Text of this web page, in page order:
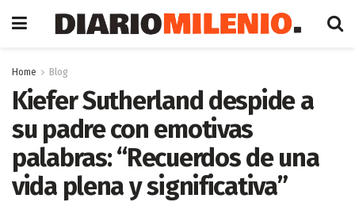
Home Blog
Kiefer Sutherland despide a
su padre con emotivas
palabras: “Recuerdos de una
vida plena y significativa”